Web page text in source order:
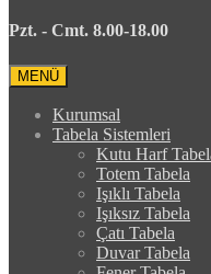
Pzt. - Cmt. 8.00-18.00
MENÜ
Kurumsal
Tabela Sistemleri
Kutu Harf
Totem Tabela
Işıklı Tabela
Işıksız Tabela
Çatı Tabela
Duvar Tabela